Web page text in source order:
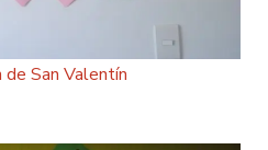
de San Valentín